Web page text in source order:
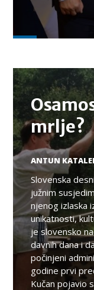
mrlje?
ANTUN
Slovenska
južnim
njenog izlaska
unikatnosti,
je slovensko
davnih dana i
počinjeni
godine prvi
Kučan pojavio